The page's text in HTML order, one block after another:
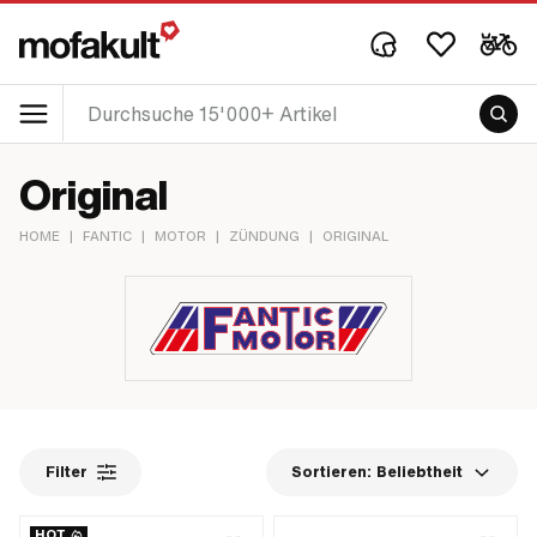
Original
HOME | FANTIC | MOTOR | ZÜNDUNG | ORIGINAL
Filter Sortieren: Beliebtheit